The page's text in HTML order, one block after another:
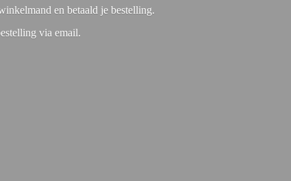
en betaald je bestelling.
via email.